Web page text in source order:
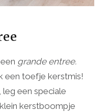
grande entree.
een toefje kerstmis!
leg een speciale
kerstboompje